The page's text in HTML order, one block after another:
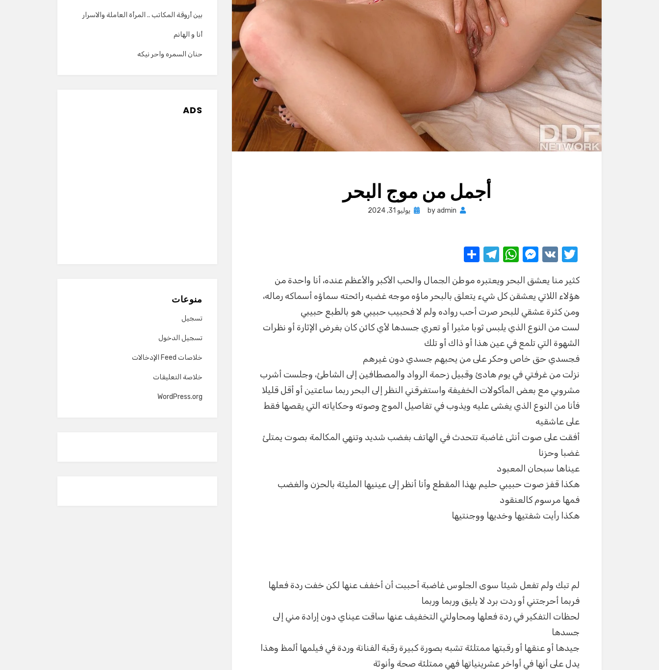
أجمل من موج البحر
byadmin
Posted
يوليو 31, 2024
T
it
te
r
V
M
ss
e
n
g
er
W
at
s
A
p
p
T
e
gr
a
m
ar
e
كثير منا يعشق البحر ويعتبره موطن الجمال والحب الأكبر والأعظم عنده، أنا واحدة من
هؤلاء اللاتي يعشقن كل شيء يتعلق بالبحر ماؤه موجه غضبه رائحته سماؤه أسماكه رماله،
ومن كثرة عشقي للبحر صرت أحب رواده ولم لا فحبيب حبيبي هو بالطبع حبيبي
لست من النوع الذي يلبس ثوبا مثيرا أو تعري جسدها لأي كائن كان بغرض الإثارة أو نظرات
الشهوة التي تلمع في عين هذا أو ذاك أو تلك
فجسدي حق خاص وحكر على من يحبهم جسدي دون غيرهم
نزلت من غرفتي في يوم هادئ وقبيل زحمة الرواد والمصطافين إلى الشاطئ، وجلست أشرب
مشروبي مع بعض المأكولات الخفيفة واستغرقني النظر إلى البحر ربما ساعتين أو أقل قليلا
فأنا من النوع الذي يغشى عليه ويذوب في تفاصيل الموج وصوته وحكاياته التي يقصها فقط
على عاشقيه
أفقت على صوت أنثى غاضبة تتحدث في الهاتف بغضب شديد وتنهي المكالمة بصوت يمتلئ
غضبا وحزنا
عيناها سبحان المعبود
هكذا قفز صوت حبيبي حليم بهذا المقطع وأنا أنظر إلى عينيها المليئة بالحزن والغضب
فمها مرسوم كالعنقود
هكذا رأيت شفتيها وخديها ووجنتيها
لم تبك ولم تفعل شيئا سوى الجلوس غاضبة أحببت أن أخفف عنها لكن خفت ردة فعلها
فربما أحرجتني أو ردت برد لا يليق وربما وربما
لحظات التفكير في ردة فعلها ومحاولتي التخفيف عنها ساقت عيناي دون إرادة مني إلى
جسدها
جيدها أو عنقها أو رقبتها ممتلئة تشبه بصورة كبيرة رقبة الفنانة وردة في فيلمها ألمظ وهذا
يدل على أنها في أواخر عشرينياتها فهي ممتلئة صحة وأنوثة
بين أروقة المكاتب .. المرأة العاملة والاسرار
أنا و الهانم
حنان السمره واحر نيكه
ADS
منوعات
تسجيل
تسجيل الدخول
خلاصات Feed الإدخالات
خلاصة التعليقات
WordPress.org